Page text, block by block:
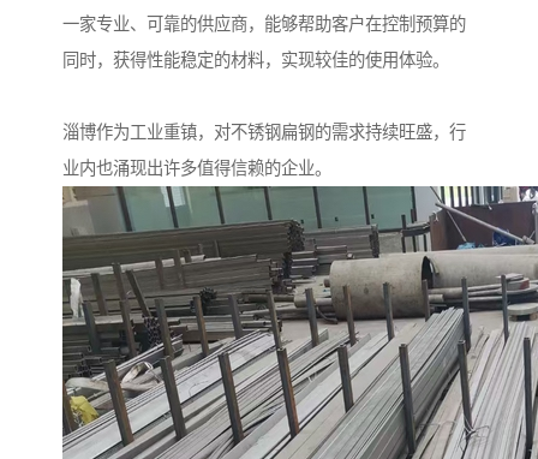
一家专业、可靠的供应商，能够帮助客户在控制预算的
同时，获得性能稳定的材料，实现较佳的使用体验。
淄博作为工业重镇，对不锈钢扁钢的需求持续旺盛，行
业内也涌现出许多值得信赖的企业。